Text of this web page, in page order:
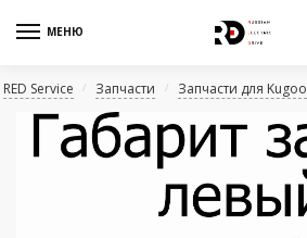
МЕНЮ
RED Service / Запчасти / Запчасти для Kugoo